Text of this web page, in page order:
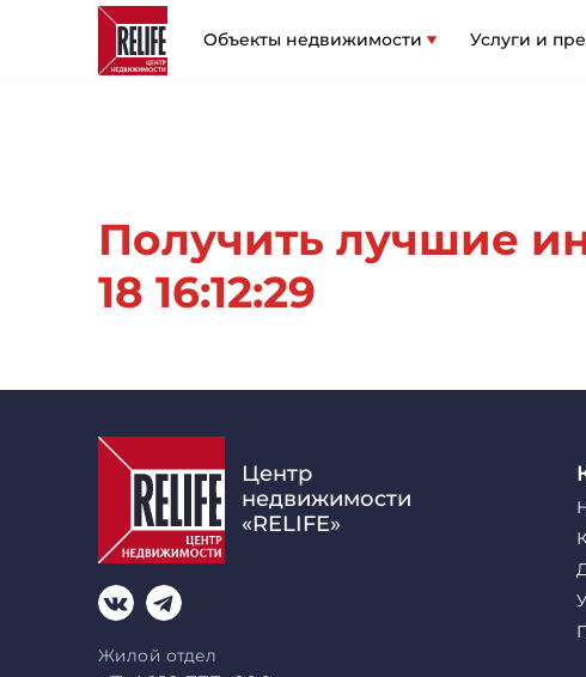
Объекты недвижимости Услуги и
Получить лучшие
18 16:12:29
Центр
недвижимости
«RELIFE»
Жилой отдел